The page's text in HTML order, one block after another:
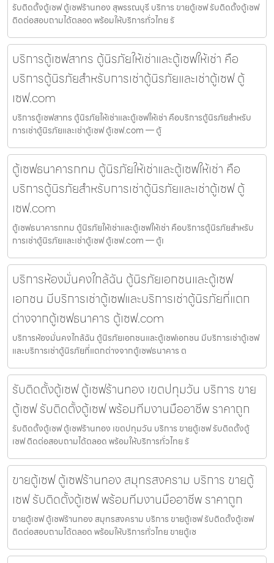
รับติดตั้งตู้เซฟ ตู้เซฟร้านทอง สุพรรณบุรี บริการ ขายตู้เซฟ รับติดตั้งตู้เซฟ
ติดต่อสอบถามได้ตลอด พร้อมให้บริการทั่วไทย รั
บริการตู้เซฟสาทร ตู้นิรภัยให้เช่าและตู้เซฟให้เช่า คือ
บริการตู้นิรภัยสำหรับการเช่าตู้นิรภัยและเช่าตู้เซฟ ตู้
เซฟ.com
บริการตู้เซฟสาทร ตู้นิรภัยให้เช่าและตู้เซฟให้เช่า คือบริการตู้นิรภัยสำหรับ
การเช่าตู้นิรภัยและเช่าตู้เซฟ ตู้เซฟ.com — ตู้
ตู้เซฟธนาคารกทม ตู้นิรภัยให้เช่าและตู้เซฟให้เช่า คือ
บริการตู้นิรภัยสำหรับการเช่าตู้นิรภัยและเช่าตู้เซฟ ตู้
เซฟ.com
ตู้เซฟธนาคารกทม ตู้นิรภัยให้เช่าและตู้เซฟให้เช่า คือบริการตู้นิรภัยสำหรับ
การเช่าตู้นิรภัยและเช่าตู้เซฟ ตู้เซฟ.com — ตู้เ
บริการห้องมั่นคงใกล้ฉัน ตู้นิรภัยเอกชนและตู้เซฟ
เอกชน มีบริการเช่าตู้เซฟและบริการเช่าตู้นิรภัยที่แตก
ต่างจากตู้เซฟธนาคาร ตู้เซฟ.com
บริการห้องมั่นคงใกล้ฉัน ตู้นิรภัยเอกชนและตู้เซฟเอกชน มีบริการเช่าตู้เซฟ
และบริการเช่าตู้นิรภัยที่แตกต่างจากตู้เซฟธนาคาร ต
รับติดตั้งตู้เซฟ ตู้เซฟร้านทอง เขตปทุมวัน บริการ ขาย
ตู้เซฟ รับติดตั้งตู้เซฟ พร้อมทีมงานมืออาชีพ ราคาถูก
รับติดตั้งตู้เซฟ ตู้เซฟร้านทอง เขตปทุมวัน บริการ ขายตู้เซฟ รับติดตั้งตู้
เซฟ ติดต่อสอบถามได้ตลอด พร้อมให้บริการทั่วไทย รั
ขายตู้เซฟ ตู้เซฟร้านทอง สมุทรสงคราม บริการ ขายตู้
เซฟ รับติดตั้งตู้เซฟ พร้อมทีมงานมืออาชีพ ราคาถูก
ขายตู้เซฟ ตู้เซฟร้านทอง สมุทรสงคราม บริการ ขายตู้เซฟ รับติดตั้งตู้เซฟ
ติดต่อสอบถามได้ตลอด พร้อมให้บริการทั่วไทย ขายตู้เซ